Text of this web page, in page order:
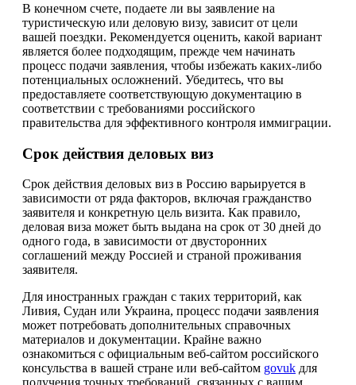
В конечном счете, подаете ли вы заявление на
туристическую или деловую визу, зависит от цели
вашей поездки. Рекомендуется оценить, какой вариант
является более подходящим, прежде чем начинать
процесс подачи заявления, чтобы избежать каких-либо
потенциальных осложнений. Убедитесь, что вы
предоставляете соответствующую документацию в
соответствии с требованиями российского
правительства для эффективного контроля иммиграции.
Срок действия деловых виз
Срок действия деловых виз в Россию варьируется в
зависимости от ряда факторов, включая гражданство
заявителя и конкретную цель визита. Как правило,
деловая виза может быть выдана на срок от 30 дней до
одного года, в зависимости от двусторонних
соглашений между Россией и страной проживания
заявителя.
Для иностранных граждан с таких территорий, как
Ливия, Судан или Украина, процесс подачи заявления
может потребовать дополнительных справочных
материалов и документации. Крайне важно
ознакомиться с официальным веб-сайтом российского
консульства в вашей стране или веб-сайтом govuk для